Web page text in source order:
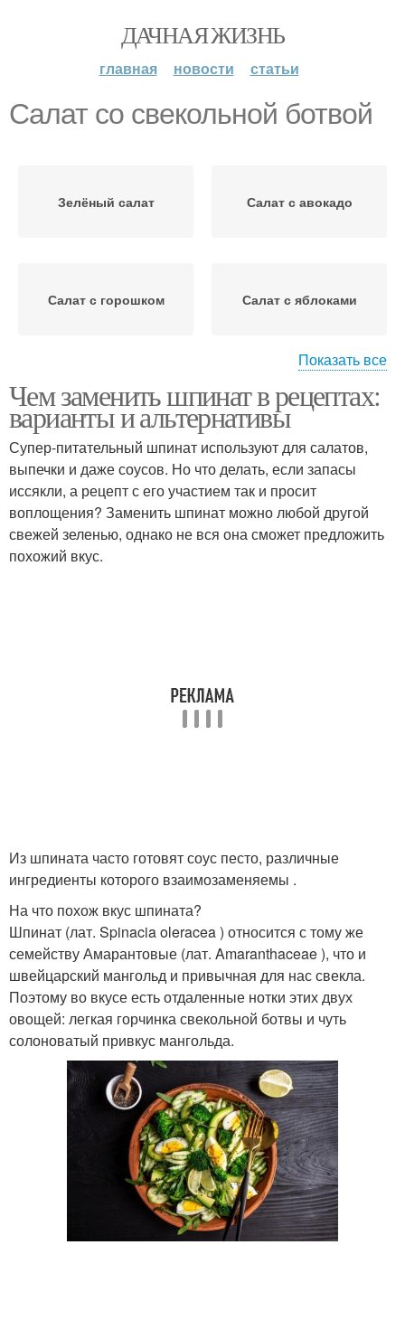
ДАЧНАЯ ЖИЗНЬ
главная новости статьи
Салат со свекольной ботвой
Зелёный салат Салат с авокадо
Салат с горошком Салат с яблоками
стрелками
капустой
Морковная ботва Салат с чукой
Показать все
Чем заменить шпинат в рецептах:
варианты и альтернативы
Супер-питательный шпинат используют для салатов,
выпечки и даже соусов. Но что делать, если запасы
иссякли, а рецепт с его участием так и просит
воплощения? Заменить шпинат можно любой другой
свежей зеленью, однако не вся она сможет предложить
похожий вкус.
Из шпината часто готовят соус песто, различные
ингредиенты которого взаимозаменяемы .
На что похож вкус шпината?
Шпинат (лат. Spinacia oleracea ) относится с тому же
семейству Амарантовые (лат. Amaranthaceae ), что и
швейцарский мангольд и привычная для нас свекла.
Поэтому во вкусе есть отдаленные нотки этих двух
овощей: легкая горчинка свекольной ботвы и чуть
солоноватый привкус мангольда.